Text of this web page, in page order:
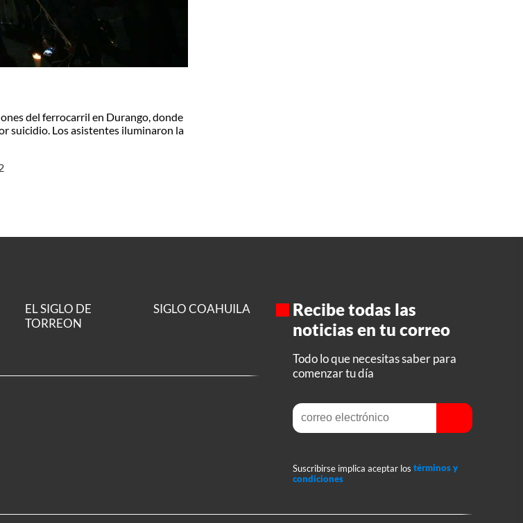
del ferrocarril en Durango, donde
suicidio. Los asistentes iluminaron la
EL SIGLO DE
TORREON
SIGLO COAHUILA
Recibe todas las
noticias en tu correo
Todo lo que necesitas saber para
comenzar tu día
Suscribirse implica aceptar los términos y
condiciones